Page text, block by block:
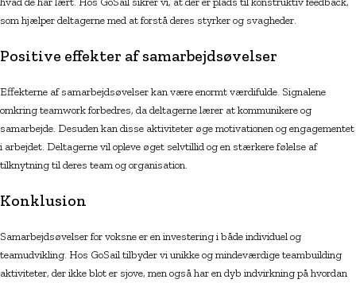
som hjælper deltagerne med at forstå deres styrker og svagheder.
Positive effekter af samarbejdsøvelser
Effekterne af samarbejdsøvelser kan være enormt værdifulde. Signalene
omkring teamwork forbedres, da deltagerne lærer at kommunikere og
samarbejde. Desuden kan disse aktiviteter øge motivationen og engagementet
i arbejdet. Deltagerne vil opleve øget selvtillid og en stærkere følelse af
tilknytning til deres team og organisation.
Konklusion
Samarbejdsøvelser for voksne er en investering i både individuel og
teamudvikling. Hos GoSail tilbyder vi unikke og mindeværdige teambuilding
aktiviteter, der ikke blot er sjove, men også har en dyb indvirkning på hvordan